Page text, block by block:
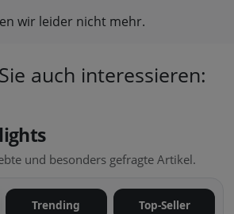
wir leider nicht mehr.
auch interessieren:
und besonders gefragte Artikel.
Trending Top-Seller